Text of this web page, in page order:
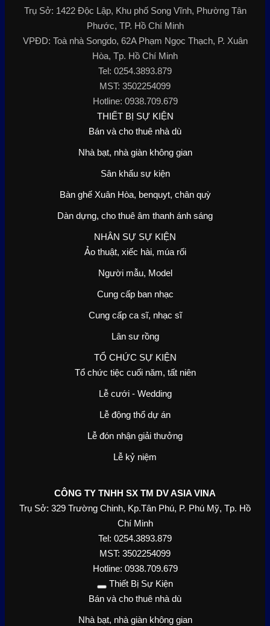
Trụ Sở: 1422 Độc Lập, Khu phố Song Vĩnh, Phường Tân
Phước, TP. Hồ Chí Minh
VPĐD: Toà nhà Songdo, 62A Phạm Ngọc Thạch, P. Xuân
Hòa, Tp. Hồ Chí Minh
Tel: 0254.3893.879
MST: 3502254099
Hotline: 0938.709.679
THIẾT BỊ SỰ KIỆN
Bán và cho thuê nhà dù
Nhà bạt, nhà giàn không gian
Sân khấu sự kiện
Bàn ghế Xuân Hòa, benquyt, chân quỳ
Dàn dựng, cho thuê âm thanh ánh sáng
NHÂN SỰ SỰ KIỆN
Ảo thuật, xiếc hài, múa rối
Người mẫu, Model
Cung cấp ban nhạc
Cung cấp ca sĩ, nhạc sĩ
Lân sư rồng
TỔ CHỨC SỰ KIỆN
Tổ chức tiệc cuối năm, tất niên
Lễ cưới - Wedding
Lễ động thổ dự án
Lễ đón nhận giải thưởng
Lễ kỷ niệm
CÔNG TY TNHH SX TM DV ASIA VINA
Trụ Sở: 329 Trường Chinh, Kp.Tân Phú, P. Phú Mỹ, Tp. Hồ
Chí Minh
Tel: 0254.3893.879
MST: 3502254099
Hotline: 0938.709.679
Thiết Bị Sự Kiện
Bán và cho thuê nhà dù
Nhà bạt, nhà giàn không gian